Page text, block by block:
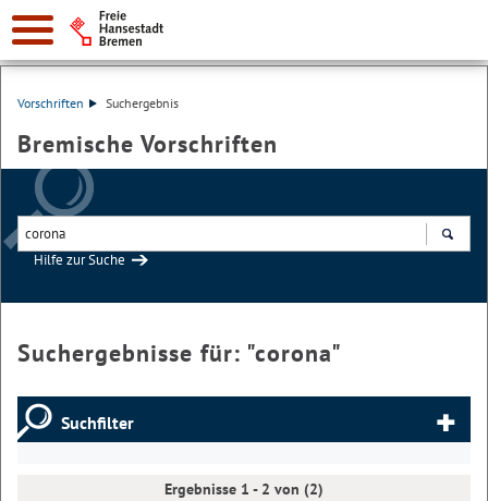
Vorschriften Suchergebnis
Bremische Vorschriften
Hilfe zur Suche
Suchergebnisse für: "corona"
Suchfilter
Ergebnisse 1 - 2 von (2)